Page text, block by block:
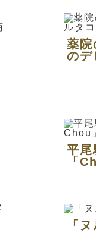
薬院
のデ
平尾
「
「